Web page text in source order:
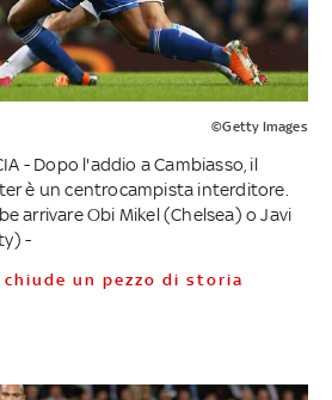
©Getty Images
- Dopo l'addio a Cambiasso, il
è un centrocampista interditore.
arrivare Obi Mikel (Chelsea) o Javi
-